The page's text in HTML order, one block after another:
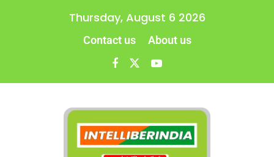
Thursday, August 6 2026
Contact us About us